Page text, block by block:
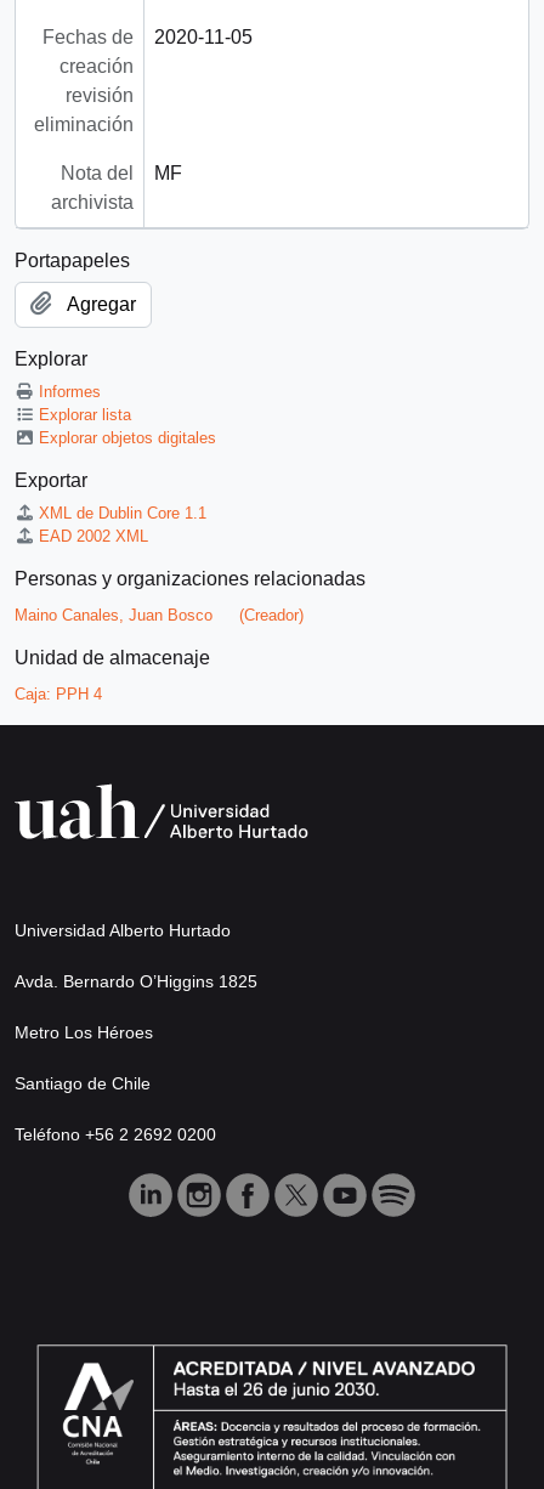
Fechas de
creación
revisión
eliminación
2020-11-05
Nota del
archivista
MF
Portapapeles
Agregar
Explorar
Informes
Explorar lista
Explorar objetos digitales
Exportar
XML de Dublin Core 1.1
EAD 2002 XML
Personas y organizaciones relacionadas
Maino Canales, Juan Bosco (Creador)
Unidad de almacenaje
Caja: PPH 4
Universidad Alberto Hurtado
Avda. Bernardo O’Higgins 1825
Metro Los Héroes
Santiago de Chile
Teléfono +56 2 2692 0200